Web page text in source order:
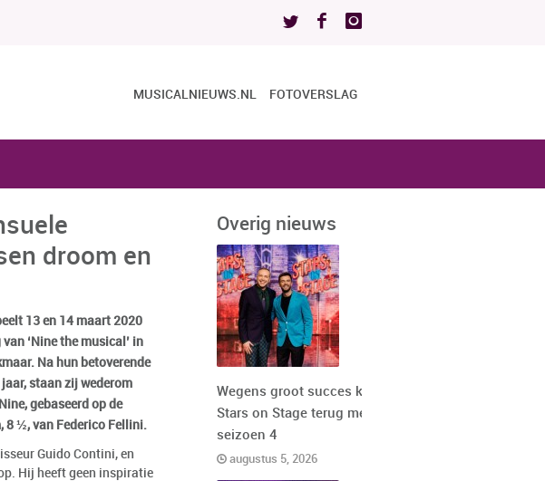
MUSICALNIEUWS.NL FOTOVERSLAG
droom en
13 en 14 maart 2020
‘Nine the musical’ in
Na hun betoverende
staan zij wederom
gebaseerd op de
½, van Federico Fellini.
Guido Contini, en
Hij heeft geen inspiratie
Overig nieuws
Wegens groot succes keert
Stars on Stage terug met
seizoen 4
augustus 5, 2026